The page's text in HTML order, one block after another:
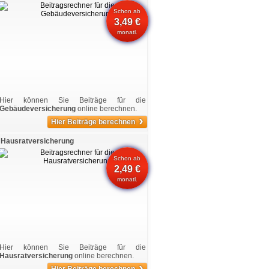
Schon ab
3,49 €
monatl.
können Sie Beiträge für die
online berechnen.
Hier Beiträge berechnen ›
Hausratversicherung
Schon ab
2,49 €
monatl.
können Sie Beiträge für die
online berechnen.